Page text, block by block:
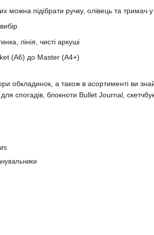
можна підібрати ручку, олівець та тримач
лінія, чисті аркуші
(A6) до Master (A4+)
обкладинок, а також в асортименті ви
спогадів, блокноти Bullet Journal,